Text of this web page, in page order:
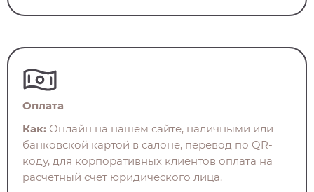
Оплата
Как: Онлайн на нашем сайте, наличными или
банковской картой в салоне, перевод по QR-
коду, для корпоративных клиентов оплата на
расчетный счет юридического лица.